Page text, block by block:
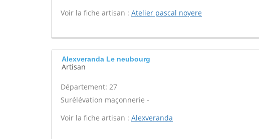
Voir la fiche artisan : Atelier pascal noyere
Alexveranda Le neubourg
Artisan
Département: 27
Surélévation maçonnerie -
Voir la fiche artisan : Alexveranda